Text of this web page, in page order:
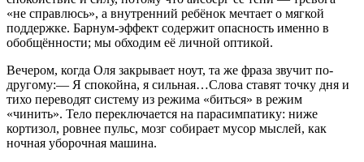
«не справлюсь», а внутренний ребёнок мечтает о мягкой
поддержке. Барнум-эффект содержит опасность именно в
обобщённости; мы обходим её личной оптикой.
Вечером, когда Оля закрывает ноут, та же фраза звучит по-
другому:— Я спокойна, я сильная…Слова ставят точку дня и
тихо переводят систему из режима «биться» в режим
«чинить». Тело переключается на парасимпатику: ниже
кортизол, ровнее пульс, мозг собирает мусор мыслей, как
ночная уборочная машина.